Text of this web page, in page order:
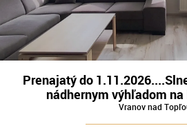
Prenajatý do
nádhernym výhľadom
Vranov nad